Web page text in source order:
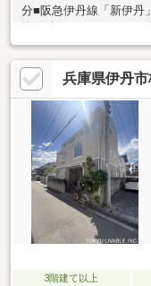
分■阪急伊丹線「新伊丹
り)■和室は琉球畳です
富です！■近隣に商業施
ています♪■3階にフリー
スペースがあります♪■
軽に伊丹センター（担
（フリーダイヤル：
兵庫県伊丹
3階建て以上